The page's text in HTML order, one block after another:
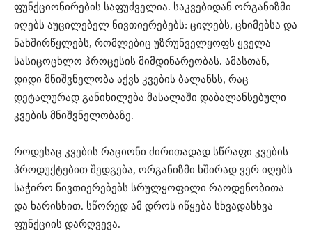
ფუნქციონირების საფუძველია. საკვებიდან ორგანიზმი
იღებს აუცილებელ ნივთიერებებს: ცილებს, ცხიმებსა და
ნახშირწყლებს, რომლებიც უზრუნველყოფს ყველა
სასიცოცხლო პროცესის მიმდინარეობას. ამასთან,
დიდი მნიშვნელობა აქვს კვების ბალანსს, რაც
დეტალურად განიხილება მასალაში დაბალანსებული
კვების მნიშვნელობაზე.
როდესაც კვების რაციონი ძირითადად სწრაფი კვების
პროდუქტებით შედგება, ორგანიზმი ხშირად ვერ იღებს
საჭირო ნივთიერებებს სრულყოფილი რაოდენობითა
და ხარისხით. სწორედ ამ დროს იწყება სხვადასხვა
ფუნქციის დარღვევა.